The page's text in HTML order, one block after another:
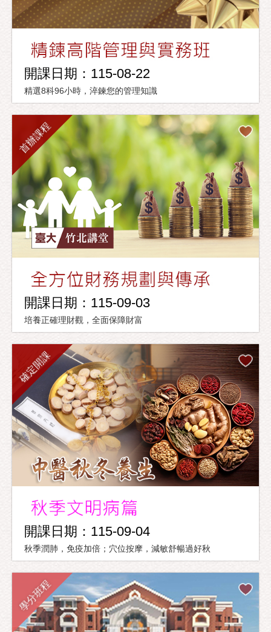
開課日期：115-08-22
精選8科96小時，淬鍊您的管理知識
首辦課程
開課日期：115-09-03
培養正確理財觀，全面保障財富
確定開課
開課日期：115-09-04
秋季潤肺，免疫加倍；穴位按摩，減敏舒暢過好秋
學分班程